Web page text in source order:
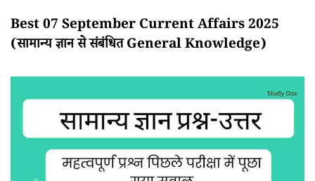
Best 07 September Current Affairs 2025
(सामान्य ज्ञान से संबंधित General Knowledge)